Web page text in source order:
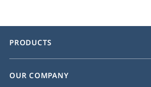
PRODUCTS
OUR COMPANY